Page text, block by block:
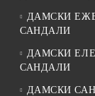
ДАМСКИ
САНДАЛИ
ДАМСКИ
САНДАЛИ
ДАМСКИ